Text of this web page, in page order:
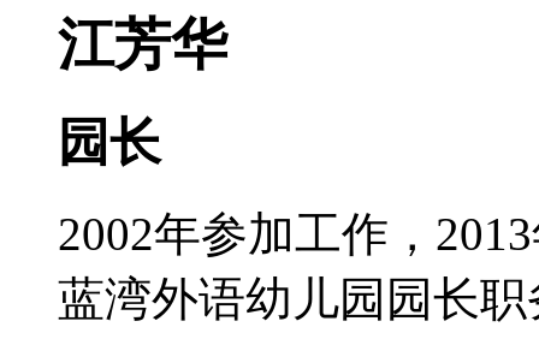
江芳华
园长
2002年参加工作，
蓝湾外语幼儿园园长